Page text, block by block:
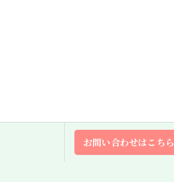
お問い合わせはこちら